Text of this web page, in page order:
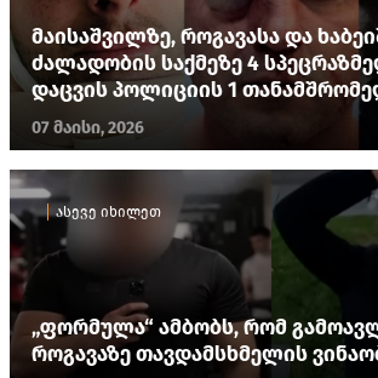
მაისაშვილზე, როგავასა და
ძალადობის საქმეზე 4
დაცვის პოლიციის 1
07 მაისი, 2026
ასევე იხილეთ
„ფორმულა“ ამბობს, რომ
როგავაზე თავდამსხმელის